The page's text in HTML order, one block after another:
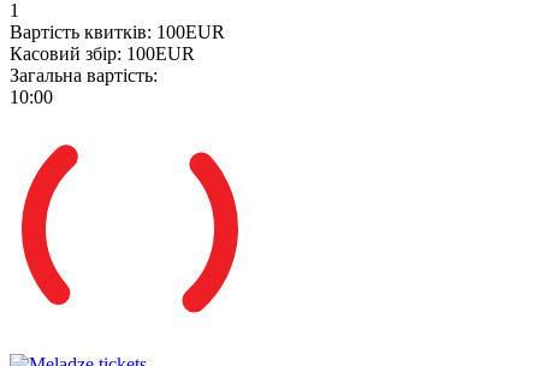
1
Вартість квитків: 100EUR
Касовий збір: 100EUR
Загальна вартість:
10:00